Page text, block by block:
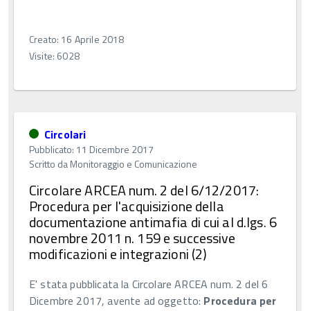
Creato: 16 Aprile 2018
Visite: 6028
Circolari
Pubblicato: 11 Dicembre 2017
Scritto daMonitoraggio e Comunicazione
Circolare ARCEA num. 2 del 6/12/2017:
Procedura per l'acquisizione della
documentazione antimafia di cui al d.lgs. 6
novembre 2011 n. 159 e successive
modificazioni e integrazioni (2)
E' stata pubblicata la Circolare ARCEA num. 2 del 6
Dicembre 2017, avente ad oggetto: Procedura per